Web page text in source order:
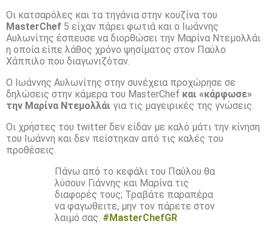
Οι κατσαρόλες και τα τηγάνια στην κουζίνα του
MasterChef 5 είχαν πάρει φωτιά και ο Ιωάννης
Αυλωνίτης έσπευσε να διορθώσει την Μαρίνα Ντεμολλάι
η οποία είπε λάθος χρόνο ψησίματος στον Παύλο
Χάππιλο που διαγωνιζόταν.
Ο Ιωάννης Αυλωνίτης στην συνέχεια προχώρησε σε
δηλώσεις στην κάμερα του MasterChef και «κάρφωσε»
την Μαρίνα Ντεμολλάι για τις μαγειρικές της γνώσεις.
Οι χρήστες του twitter δεν είδαν με καλό μάτι την κίνηση
του Ιωάννη και δεν πείστηκαν από τις καλές του
προθέσεις.
Πάνω από το κεφάλι του Παύλου θα
λύσουν Γιάννης και Μαρίνα τις
διαφορές τους; Τραβάτε παραπέρα
να φαγωθειτε, μην τον πάρετε στον
λαιμό σας. #MasterChefGR